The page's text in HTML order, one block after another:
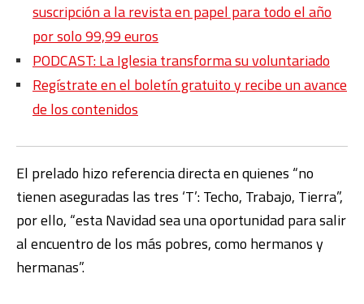
suscripción a la revista en papel para todo el año
por solo 99,99 euros
PODCAST: La Iglesia transforma su voluntariado
Regístrate en el boletín gratuito y recibe un avance
de los contenidos
El prelado hizo referencia directa en quienes “no
tienen aseguradas las tres ‘T’: Techo, Trabajo, Tierra”,
por ello, “esta Navidad sea una oportunidad para salir
al encuentro de los más pobres, como hermanos y
hermanas”.